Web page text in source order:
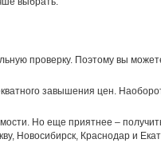
проверку. Поэтому вы
завышения цен.
Но еще приятнее –
Новосибирск, Краснодар и